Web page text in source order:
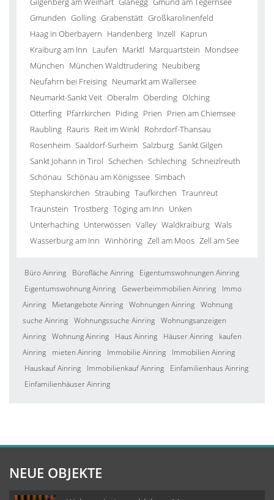
Gmunden Golling Grabenstätt Großkarolinenfeld
Haag in Oberbayern Handenberg Inzell Kaprun
Kraiburg am Inn Laufen Marktl Marquartstein Mondsee
München München Waldtrudering Neubiberg
Neufahrn bei Freising Neumarkt am Wallersee
Neumarkt-Sankt Veit Oberalm Oberding Olching
Otterfing Pfarrkirchen Piding Prien Prien am Chiemsee
Raubling Rauris Reit im Winkl Rohrdorf-Thansau
Rosenheim Saaldorf-Surheim Salzburg Sankt Gilgen
Sankt Johann in Tirol Schechen Schleching Schneizlreuth
Schönau Schönau am Königssee Simbach
Stephanskirchen Straubing Taufkirchen Traunreut
Traunstein Trostberg Töging am Inn Unken
Unterhaching Unterwössen Valley Waldkraiburg Wals
Wasserburg am Inn Winhöring Zell am Moos Zell am See
Büro Ainring Bürofläche Ainring
Eigentumswohnungen Ainring
Eigentumswohnung Ainring Gewerbeimmobilien Ainring
Immo
Ainring
Mietangebote Ainring Wohnungen Ainring Wohnung
suche Ainring Wohnungssuche Ainring Wohnungsanzeigen
Ainring Wohnung Ainring Haus Ainring Häuser Ainring
kaufen
Ainring
mieten Ainring Immobilie Ainring
Immobilien Ainring
Hauskauf Ainring
Immobilienkauf Ainring
Einfamilienhaus Ainring
Einfamilienhäuser Ainring
NEUE OBJEKTE